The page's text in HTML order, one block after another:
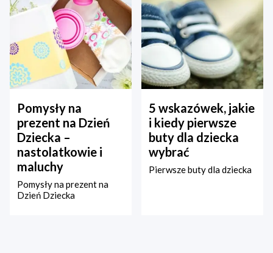
Pomysły na
prezent na Dzień
Dziecka –
nastolatkowie i
maluchy
Pomysły na prezent na
Dzień Dziecka
5 wskazówek, jakie
i kiedy pierwsze
buty dla dziecka
wybrać
Pierwsze buty dla dziecka